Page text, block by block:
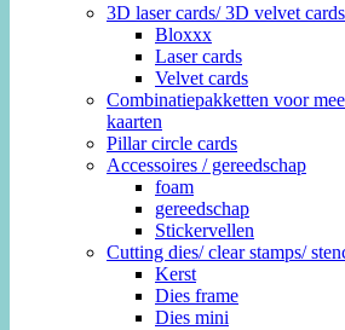
3D laser cards/ 3D velvet
Bloxxx
Laser cards
Velvet cards
Combinatiepakketten voor
kaarten
Pillar circle cards
Accessoires / gereedschap
foam
gereedschap
Stickervellen
Cutting dies/ clear stamps/
Kerst
Dies frame
Dies mini